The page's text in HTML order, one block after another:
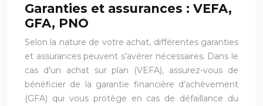
Garanties et assurances : VEFA,
GFA, PNO
Selon la nature de votre achat, différentes garanties
et assurances peuvent s’avérer nécessaires. Dans le
cas d’un achat sur plan (VEFA), assurez-vous de
bénéficier de la garantie financière d’achèvement
(GFA) qui vous protège en cas de défaillance du